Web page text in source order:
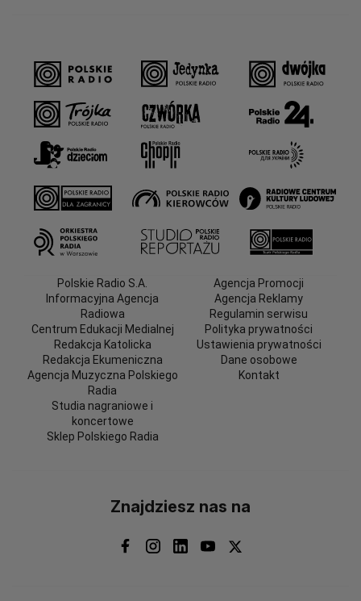
Polskie Radio S.A.
Informacyjna Agencja
Radiowa
Centrum Edukacji Medialnej
Redakcja Katolicka
Redakcja Ekumeniczna
Agencja Muzyczna Polskiego
Radia
Studia nagraniowe i
koncertowe
Sklep Polskiego Radia
Agencja Promocji
Agencja Reklamy
Regulamin serwisu
Polityka prywatności
Ustawienia prywatności
Dane osobowe
Kontakt
Znajdziesz nas na